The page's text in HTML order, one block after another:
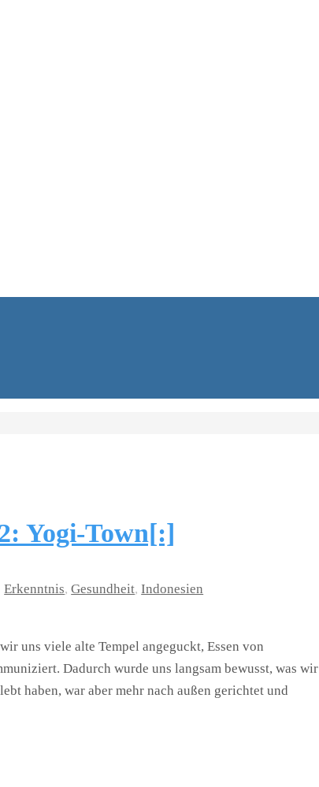
Yogi-Town[:]
Erkenntnis,Gesundheit,Indonesien
uns viele alte Tempel angeguckt, Essen von
Dadurch wurde uns langsam bewusst, was wir
haben, war aber mehr nach außen gerichtet und